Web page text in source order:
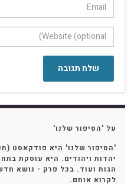
על 'הסיפור שלנו'
'הסיפור שלנו' היא פודקאסט
יהדות ויהודים. היא עוסקת
הגות ועוד. בכל פרק - נושא
לקרוא אותם.